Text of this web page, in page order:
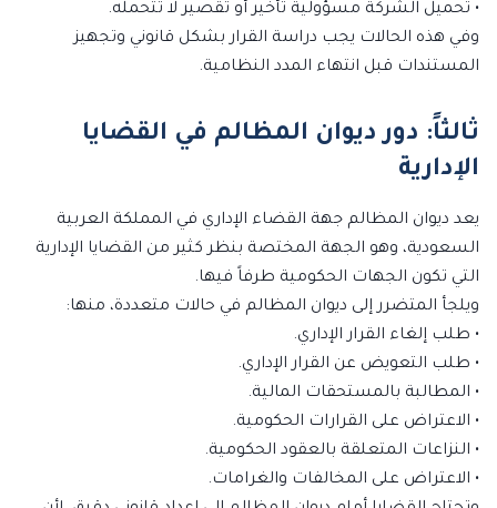
• تحميل الشركة مسؤولية تأخير أو تقصير لا تتحمله.
وفي هذه الحالات يجب دراسة القرار بشكل قانوني وتجهيز
المستندات قبل انتهاء المدد النظامية.
ثالثاً: دور ديوان المظالم في القضايا
الإدارية
يعد ديوان المظالم جهة القضاء الإداري في المملكة العربية
السعودية، وهو الجهة المختصة بنظر كثير من القضايا الإدارية
التي تكون الجهات الحكومية طرفاً فيها.
ويلجأ المتضرر إلى ديوان المظالم في حالات متعددة، منها:
• طلب إلغاء القرار الإداري.
• طلب التعويض عن القرار الإداري.
• المطالبة بالمستحقات المالية.
• الاعتراض على القرارات الحكومية.
• النزاعات المتعلقة بالعقود الحكومية.
• الاعتراض على المخالفات والغرامات.